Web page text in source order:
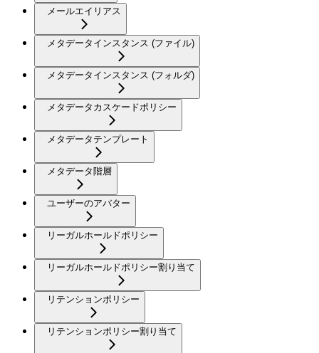
メールエイリアス
メタデータインスタンス (ファイル)
メタデータインスタンス (フォルダ)
メタデータカスケードポリシー
メタデータテンプレート
メタデータ階層
ユーザーのアバター
リーガルホールドポリシー
リーガルホールドポリシー割り当て
リテンションポリシー
リテンションポリシー割り当て